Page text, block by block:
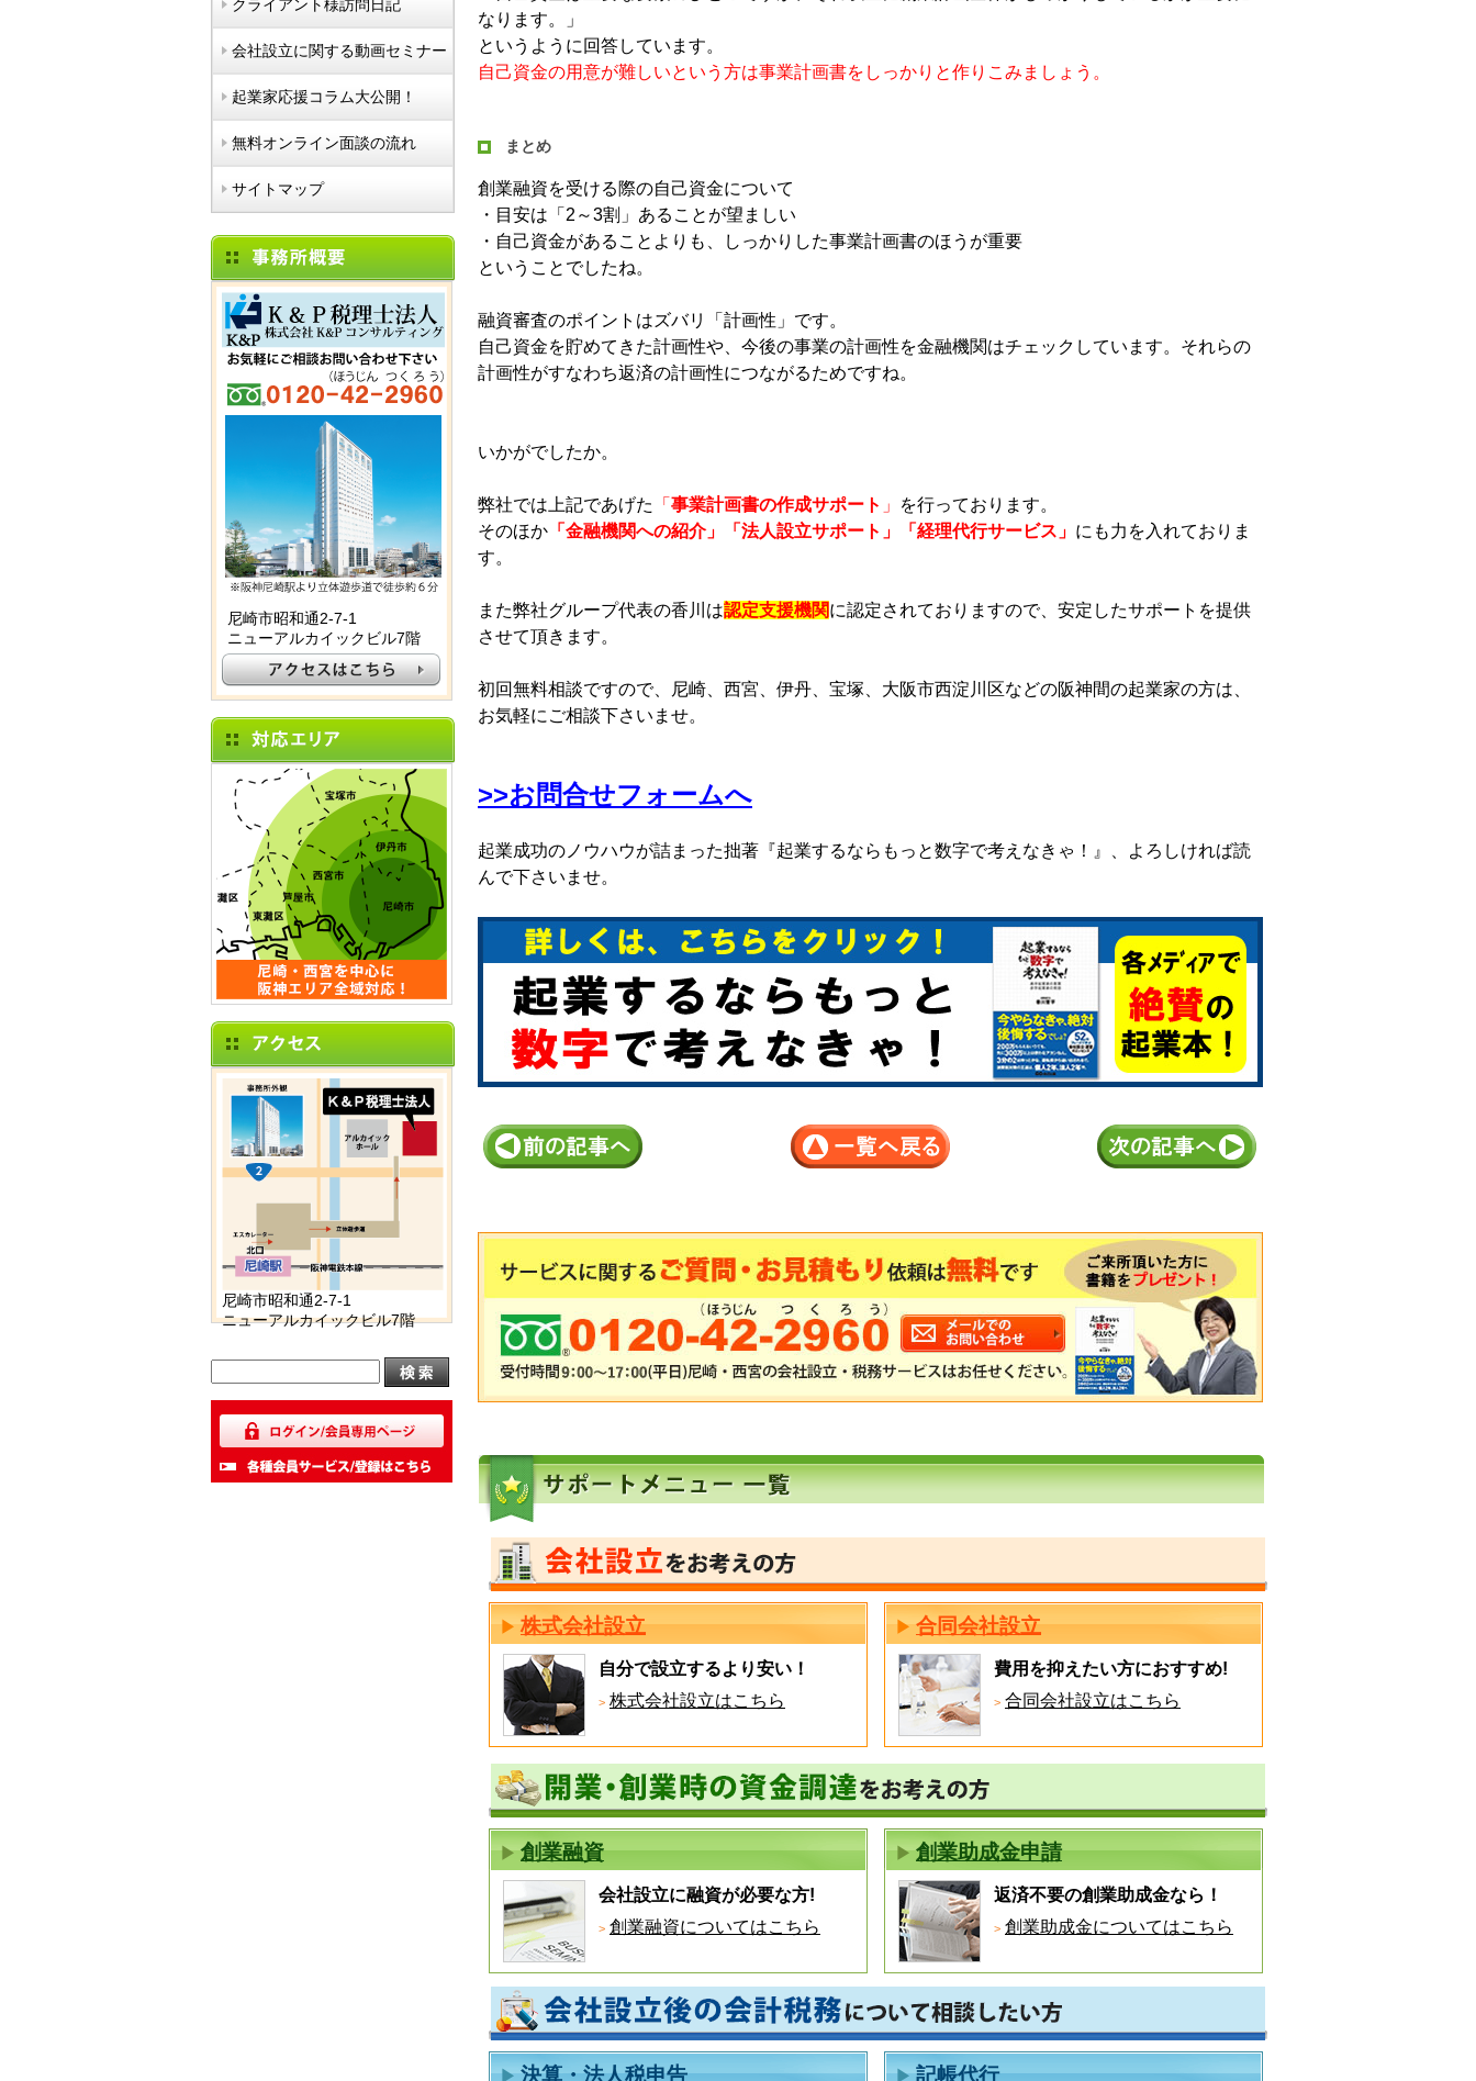
なります。」
というように回答しています。
自己資金の用意が難しいという方は事業計画書をしっかりと作りこみましょう。
まとめ
創業融資を受ける際の自己資金について
・目安は「2～3割」あることが望ましい
・自己資金があることよりも、しっかりした事業計画書のほうが重要
ということでしたね。
融資審査のポイントはズバリ「計画性」です。
自己資金を貯めてきた計画性や、今後の事業の計画性を金融機関はチェックしています。それらの
計画性がすなわち返済の計画性につながるためですね。
いかがでしたか。
弊社では上記であげた 「 事業計画書の作成サポート 」
を行っております。
そのほか 「金融機関への紹介」「法人設立サポート」「経理代行サービス」 にも力を入れておりま
す。
また弊社グループ代表の香川は認定支援機関に認定されておりますので、安定したサポートを提供
させて頂きます。
初回無料相談ですので、尼崎、西宮、伊丹、宝塚、大阪市西淀川区などの阪神間の起業家の方は、
お気軽にご相談下さいませ。
>>お問合せフォームへ
起業成功のノウハウが詰まった拙著『起業するならもっと数字で考えなきゃ！』、よろしければ読
んで下さいませ。
株式会社設立
自分で設立するより安い！
株式会社設立はこちら
合同会社設立
費用を抑えたい方におすすめ!
合同会社設立はこちら
創業融資
会社設立に融資が必要な方!
創業融資についてはこちら
創業助成金申請
返済不要の創業助成金なら！
創業助成金についてはこちら
決算・法人税申告 記帳代行
クライアント様訪問日記
会社設立に関する動画セミナー
起業家応援コラム大公開！
無料オンライン面談の流れ
サイトマップ
尼崎市昭和通2-7-1
ニューアルカイックビル7階
尼崎市昭和通2-7-1
ニューアルカイックビル7階